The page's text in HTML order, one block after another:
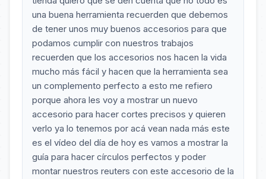
una buena herramienta recuerden que debemos
de tener unos muy buenos accesorios para que
podamos cumplir con nuestros trabajos
recuerden que los accesorios nos hacen la vida
mucho más fácil y hacen que la herramienta sea
un complemento perfecto a esto me refiero
porque ahora les voy a mostrar un nuevo
accesorio para hacer cortes precisos y quieren
verlo ya lo tenemos por acá vean nada más este
es el vídeo del día de hoy es vamos a mostrar la
guía para hacer círculos perfectos y poder
montar nuestros reuters con este accesorio de la